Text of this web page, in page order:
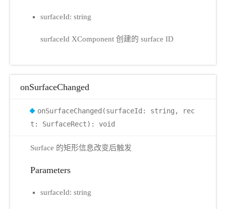
surfaceId: string
surfaceId XComponent 创建的 surface ID
onSurfaceChanged
onSurfaceChanged(surfaceId: string, rec
t: SurfaceRect): void
Surface 的矩形信息改变后触发
Parameters
surfaceId: string